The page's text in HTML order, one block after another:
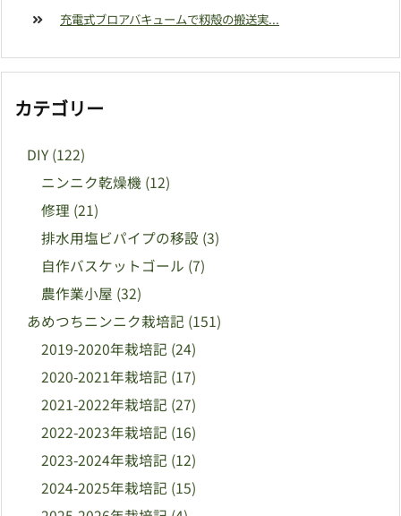
充電式ブロアバキュームで籾殻の搬送実...
カテゴリー
DIY (122)
ニンニク乾燥機 (12)
修理 (21)
排水用塩ビパイプの移設 (3)
自作バスケットゴール (7)
農作業小屋 (32)
あめつちニンニク栽培記 (151)
2019-2020年栽培記 (24)
2020-2021年栽培記 (17)
2021-2022年栽培記 (27)
2022-2023年栽培記 (16)
2023-2024年栽培記 (12)
2024-2025年栽培記 (15)